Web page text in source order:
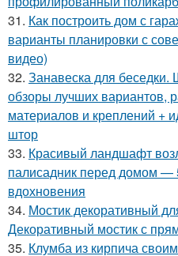
31. Как построить дом с
варианты планировки с
видео)
32. Занавеска для
обзоры лучших вариантов,
материалов и креплений +
штор
33. Красивый ландшафт
палисадник перед домом —
вдохновения
34. Мостик декоративный
Декоративный мостик с
35. Клумба из кирпича